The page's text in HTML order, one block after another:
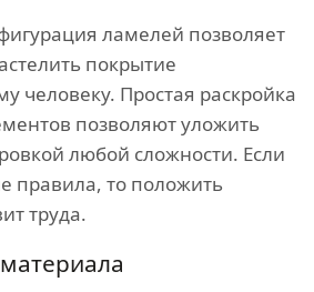
ламелей позволяет
покрытие
человеку. Простая раскройка
позволяют уложить
любой сложности. Если
правила, то положить
труда.
материала